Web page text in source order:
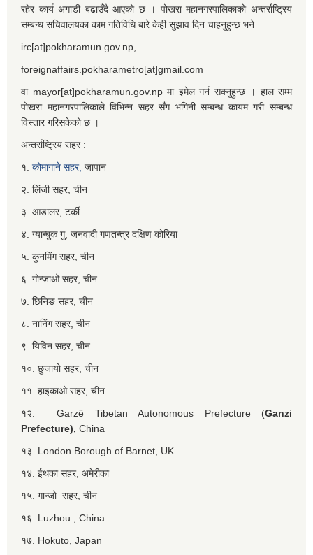
रहेर कार्य अगाडी बढाउँदै आएको छ । पोखरा महानगरपालिकाको अन्तर्राष्ट्रिय
सम्बन्ध सचिवालयका काम गतिविधि बारे केही सुझाव दिन चाहनुहुन्छ भने
irc[at]pokharamun.gov.np,
foreignaffairs.pokharametro[at]gmail.com
वा mayor[at]pokharamun.gov.np मा इमेल गर्न सक्नुहुन्छ । हाल सम्म
पोखरा महानगरपालिकाले विभिन्न सहर सँग भगिनी सम्बन्ध कायम गरी सम्बन्ध
विस्तार गरिसकेको छ ।
अन्तर्राष्ट्रिय सहर :
१. कोमागाने सहर, जापान
२. लिंजी सहर, चीन
३. आडालर, टर्की
४. ग्यान्बुक गु, जनवादी गणतन्त्र दक्षिण कोरिया
५. कुनमिंग सहर, चीन
६. गोन्जाओ सहर, चीन
७. छिनिङ सहर, चीन
८. नानिंग सहर, चीन
९. यिविन सहर, चीन
१०. छुजायो सहर, चीन
११. हाइकाओ सहर, चीन
१२. Garzê Tibetan Autonomous Prefecture (Ganzi
Prefecture), China
१३. London Borough of Barnet, UK
१४. ईथका सहर, अमेरीका
१५. गान्जो सहर, चीन
१६. Luzhou , China
१७. Hokuto, Japan